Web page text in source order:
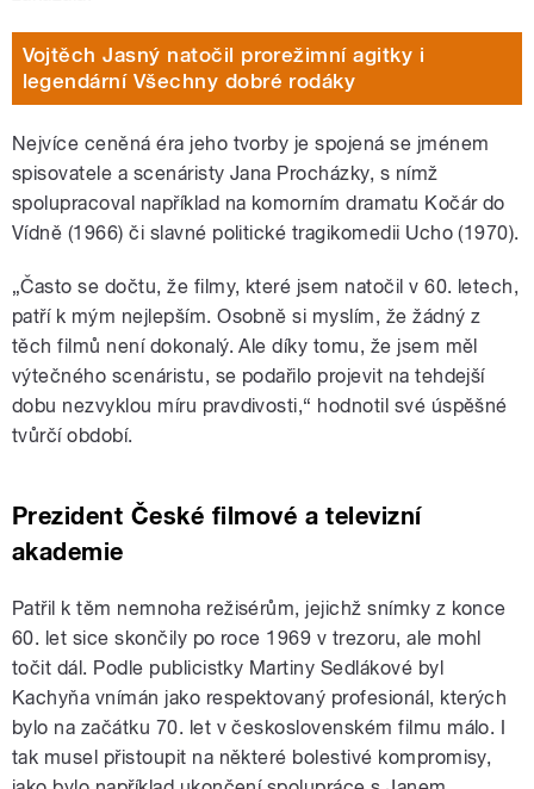
Vojtěch Jasný natočil prorežimní agitky i
legendární Všechny dobré rodáky
Nejvíce ceněná éra jeho tvorby je spojená se jménem
spisovatele a scenáristy Jana Procházky, s nímž
spolupracoval například na komorním dramatu Kočár do
Vídně (1966) či slavné politické tragikomedii Ucho (1970).
„Často se dočtu, že filmy, které jsem natočil v 60. letech,
patří k mým nejlepším. Osobně si myslím, že žádný z
těch filmů není dokonalý. Ale díky tomu, že jsem měl
výtečného scenáristu, se podařilo projevit na tehdejší
dobu nezvyklou míru pravdivosti,“ hodnotil své úspěšné
tvůrčí období.
Prezident České filmové a televizní
akademie
Patřil k těm nemnoha režisérům, jejichž snímky z konce
60. let sice skončily po roce 1969 v trezoru, ale mohl
točit dál. Podle publicistky Martiny Sedlákové byl
Kachyňa vnímán jako respektovaný profesionál, kterých
bylo na začátku 70. let v československém filmu málo. I
tak musel přistoupit na některé bolestivé kompromisy,